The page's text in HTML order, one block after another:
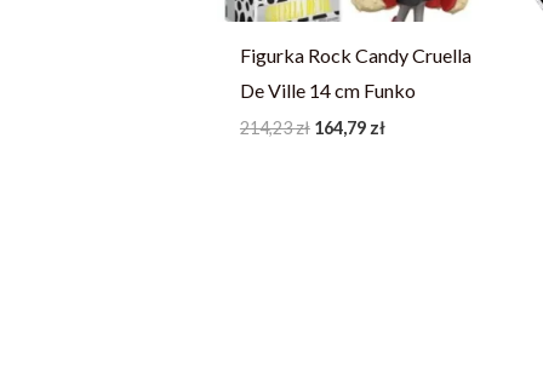
Figurka Rock Candy Cruella
De Ville 14 cm Funko
214,23zł 164,79 zł